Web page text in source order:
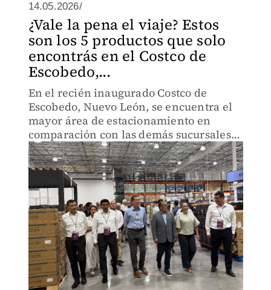
14.05.2026/
¿Vale la pena el viaje? Estos
son los 5 productos que solo
encontrás en el Costco de
Escobedo,...
En el recién inaugurado Costco de
Escobedo, Nuevo León, se encuentra el
mayor área de estacionamiento en
comparación con las demás sucursales
de esta franquicia, con una capacidad
para 700 automóviles.